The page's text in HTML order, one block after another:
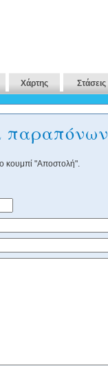
Χάρτης Στάσεις
παραπόνων
κουμπί "Αποστολή".